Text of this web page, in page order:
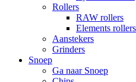
Rollers
RAW rollers
Elements rollers
Aanstekers
Grinders
Snoep
Ga naar Snoep